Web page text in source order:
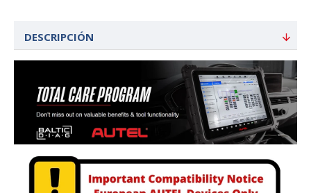
DESCRIPCIÓN